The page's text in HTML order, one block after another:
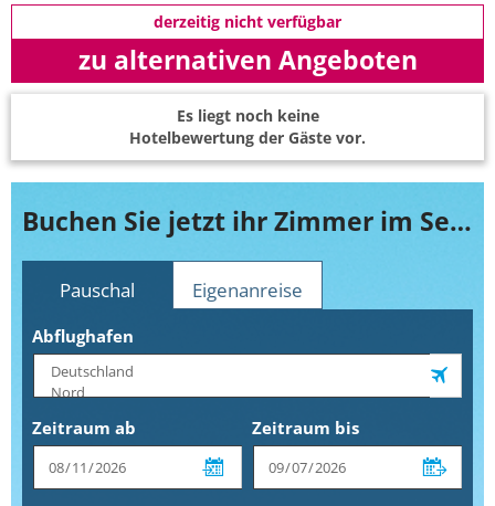
derzeitig nicht verfügbar
zu alternativen Angeboten
Es liegt noch keine
Hotelbewertung der Gäste vor.
Buchen Sie jetzt ihr Zimmer im Seepark Auenhain
Pauschal Eigenanreise
Abflughafen
Zeitraum ab Zeitraum bis